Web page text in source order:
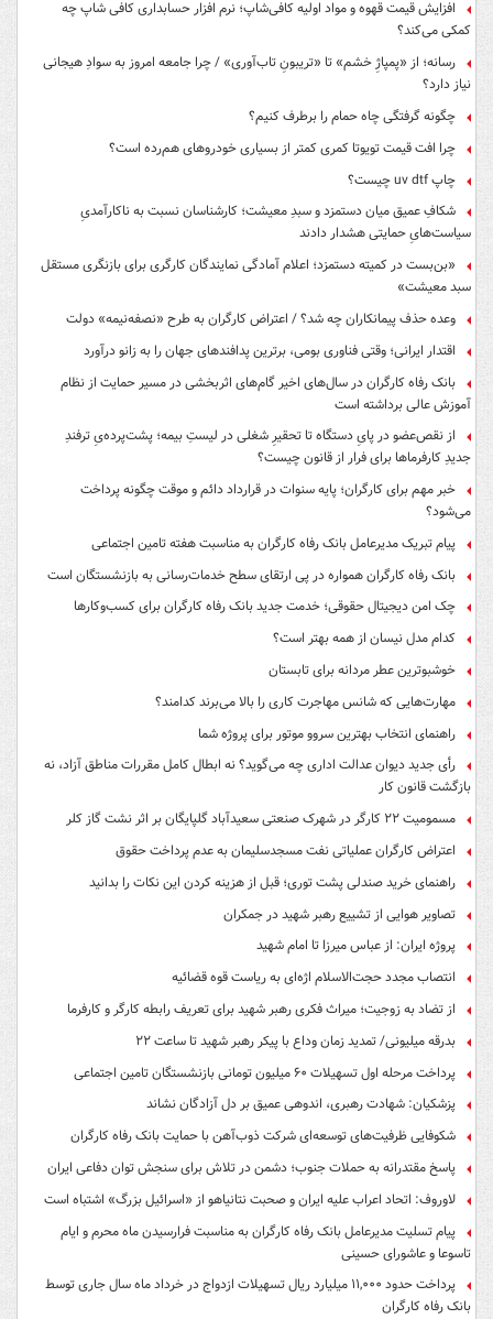
افزایش قیمت قهوه و مواد اولیه کافی‌شاپ؛ نرم افزار حسابداری کافی شاپ چه
کمکی می‌کند؟
رسانه؛ از «پمپاژِ خشم» تا «تریبونِ تاب‌آوری» / چرا جامعه امروز به سوادِ هیجانی
نیاز دارد؟
چگونه گرفتگی چاه حمام را برطرف کنیم؟
چرا افت قیمت تویوتا کمری کمتر از بسیاری خودروهای هم‌رده است؟
چاپ uv dtf چیست؟
شکافِ عمیق میان دستمزد و سبدِ معیشت؛ کارشناسان نسبت به ناکارآمدیِ
سیاست‌هایِ حمایتی هشدار دادند
«بن‌بست در کمیته دستمزد؛ اعلام آمادگی نمایندگان کارگری برای بازنگری مستقل
سبد معیشت»
وعده حذف پیمانکاران چه شد؟ / اعتراض کارگران به طرح «نصفه‌نیمه» دولت
اقتدار ایرانی؛ وقتی فناوری بومی، برترین پدافندهای جهان را به زانو درآورد
بانک رفاه کارگران در سال‌های اخیر گام‌های اثربخشی در مسیر حمایت از نظام
آموزش عالی برداشته است
از نقص‌عضو در پایِ دستگاه تا تحقیرِ شغلی در لیستِ بیمه؛ پشت‌پرده‌یِ ترفندِ
جدیدِ کارفرماها برای فرار از قانون چیست؟
خبر مهم برای کارگران؛ پایه سنوات در قرارداد دائم و موقت چگونه پرداخت
می‌شود؟
پیام تبریک مدیرعامل بانک رفاه کارگران به مناسبت هفته تامین اجتماعی
بانک رفاه کارگران همواره در پی ارتقای سطح خدمات‌رسانی به بازنشستگان است
چک امن دیجیتال حقوقی؛ خدمت جدید بانک رفاه کارگران برای کسب‌وکارها
کدام مدل نیسان از همه بهتر است؟
خوشبوترین عطر مردانه برای تابستان
مهارت‌هایی که شانس مهاجرت کاری را بالا می‌برند کدامند؟
راهنمای انتخاب بهترین سروو موتور برای پروژه شما
رأی جدید دیوان عدالت اداری چه می‌گوید؟ نه ابطال کامل مقررات مناطق آزاد، نه
بازگشت قانون کار
مسمومیت ۲۲ کارگر در شهرک صنعتی سعیدآباد گلپایگان بر اثر نشت گاز کلر
اعتراض کارگران عملیاتی نفت مسجدسلیمان به عدم پرداخت حقوق
راهنمای خرید صندلی پشت توری؛ قبل از هزینه کردن این نکات را بدانید
تصاویر هوایی از تشییع رهبر شهید در جمکران
پروژه ایران: از عباس میرزا تا امام شهید
انتصاب مجدد حجت‌الاسلام اژه‌ای به ریاست قوه‌ قضائیه
از تضاد به زوجیت؛ میراث فکری رهبر شهید برای تعریف رابطه کارگر و کارفرما
بدرقه میلیونی/ تمدید زمان وداع با پیکر رهبر شهید تا ساعت ۲۲
پرداخت مرحله اول تسهیلات ۶۰ میلیون تومانی بازنشستگان تامین اجتماعی
پزشکیان: شهادت رهبری، اندوهی عمیق بر دل آزادگان نشاند
شکوفایی ظرفیت‌های توسعه‌ای شرکت ذوب‌آهن با حمایت‌ بانک رفاه کارگران
پاسخ مقتدرانه به حملات جنوب؛ دشمن در تلاش برای سنجش توان دفاعی ایران
لاوروف: اتحاد اعراب علیه ایران و صحبت نتانیاهو از «اسرائیل بزرگ» اشتباه است
پیام تسلیت مدیرعامل بانک رفاه کارگران به مناسبت فرارسیدن ماه محرم و ایام
تاسوعا و عاشورای حسینی
پرداخت حدود ۱۱,۰۰۰ میلیارد ریال تسهیلات ازدواج در خرداد ماه سال جاری توسط
بانک رفاه کارگران